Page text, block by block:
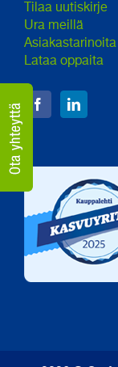
Tilaa uutiskirje
Ura meillä
Asiakastarinoita
Lataa oppaita